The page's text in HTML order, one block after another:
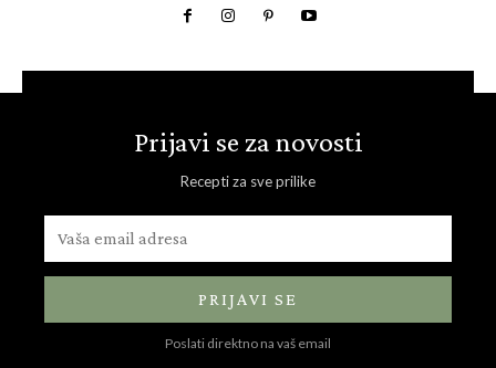
Prijavi se za novosti
Recepti za sve prilike
PRIJAVI SE
Poslati direktno na vaš email